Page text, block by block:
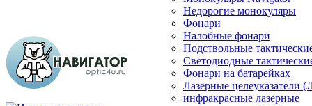
Недорогие монокуляры
Фонари
Налобные фонари
Подствольные
Светодиодные
Фонари на батарейках
Лазерные целеуказатели
инфракрасные лазерные